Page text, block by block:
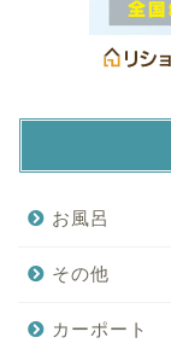
お風呂
その他
カーポート